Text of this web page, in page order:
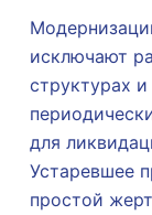
исключают
структурах
для
Устаревшее
простой